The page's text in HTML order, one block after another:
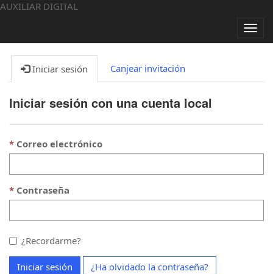
AUXILIAR DIGITAL
Iniciar sesión Canjear invitación
Iniciar sesión con una cuenta local
Correo electrónico
Contraseña
¿Recordarme?
Iniciar sesión ¿Ha olvidado la contraseña?